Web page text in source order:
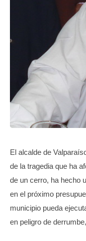
El alcalde de
de la tragedia que ha
de un cerro, ha hecho
en el próximo
municipio pueda
en peligro de